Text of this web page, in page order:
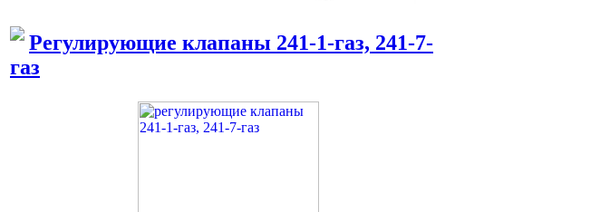
Регулирующие клапаны 241-1-газ, 241-7-
газ